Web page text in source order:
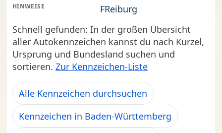
HINWEISE
FReiburg
Schnell gefunden: In der großen Übersicht
aller Autokennzeichen kannst du nach Kürzel,
Ursprung und Bundesland suchen und
sortieren. Zur Kennzeichen-Liste
Alle Kennzeichen durchsuchen
Kennzeichen in Baden-Württemberg